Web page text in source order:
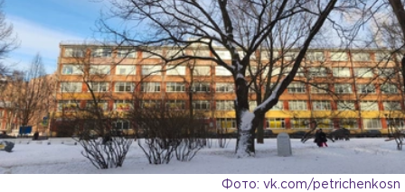
Фото: vk.com/petrichenkosn